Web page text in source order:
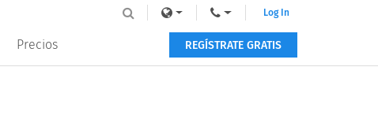
Precios
Log In
REGÍSTRATE GRATIS